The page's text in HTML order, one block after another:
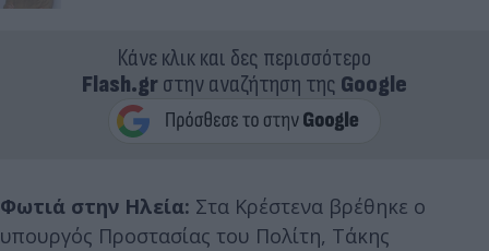
Κάνε κλικ και δες περισσότερο
Flash.grστην αναζήτηση της Google
Φωτιά στην Ηλεία: Στα Κρέστενα βρέθηκε ο
υπουργός Προστασίας του Πολίτη, Τάκης